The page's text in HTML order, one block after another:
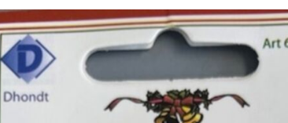
Diverse Hobbymaterialen en Knutselmaterialen